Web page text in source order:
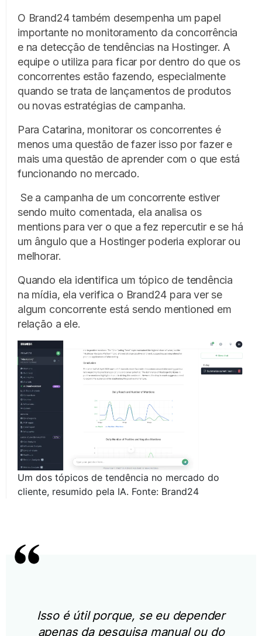
O Brand24 também desempenha um papel
importante no monitoramento da concorrência
e na detecção de tendências na Hostinger. A
equipe o utiliza para ficar por dentro do que os
concorrentes estão fazendo, especialmente
quando se trata de lançamentos de produtos
ou novas estratégias de campanha.
Para Catarina, monitorar os concorrentes é
menos uma questão de fazer isso por fazer e
mais uma questão de aprender com o que está
funcionando no mercado.
Se a campanha de um concorrente estiver
sendo muito comentada, ela analisa os
mentions para ver o que a fez repercutir e se há
um ângulo que a Hostinger poderia explorar ou
melhorar.
Quando ela identifica um tópico de tendência
na mídia, ela verifica o Brand24 para ver se
algum concorrente está sendo mentioned em
relação a ele.
Um dos tópicos de tendência no mercado do
cliente, resumido pela IA. Fonte: Brand24
Isso é útil porque, se eu depender
apenas da pesquisa manual ou do